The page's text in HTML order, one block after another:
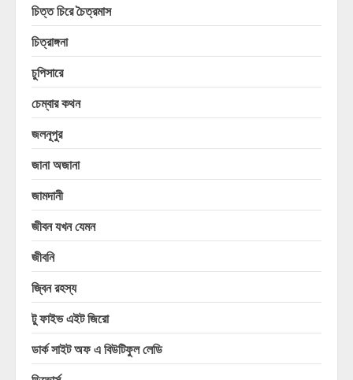
চিত্ত চিরে চৈত্রমাস
চিত্রাঙ্গনা
চুপিসারে
চেম্বার কথন
জলনূপুর
জানা অজানা
জামদানী
জীবন যখন যেমন
জীবনি
জ্বিন রহস্য
টু ফাইভ এইট জিরো
ডার্ক সাইট অফ এ বিউটিফুল লেডি